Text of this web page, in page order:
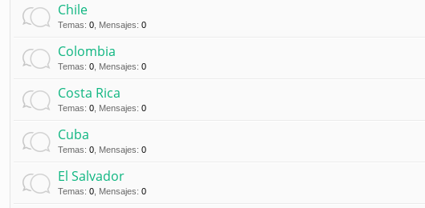
Chile
Temas: 0 Mensajes: 0
Colombia
Temas: 0 Mensajes: 0
Costa Rica
Temas: 0 Mensajes: 0
Cuba
Temas: 0 Mensajes: 0
El Salvador
Temas: 0 Mensajes: 0